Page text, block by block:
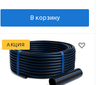
В корзину
АКЦИЯ